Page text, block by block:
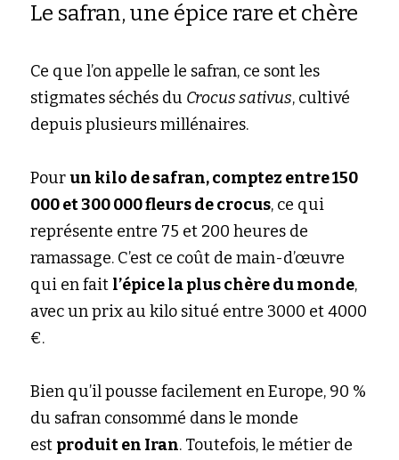
Le safran, une épice rare et chère
Ce que l’on appelle le safran, ce sont les
stigmates séchés du Crocus sativus, cultivé
depuis plusieurs millénaires.
Pourun kilo de safran, comptez entre 150
000 et 300 000 fleurs de crocus, ce qui
représente entre 75 et 200 heures de
ramassage. C’est ce coût de main-d’œuvre
qui en fait l’épice la plus chère du monde,
avec un prix au kilo situé entre 3000 et 4000
€.
Bien qu’il pousse facilement en Europe, 90 %
du safran consommé dans le monde
est produit en Iran. Toutefois, le métier de